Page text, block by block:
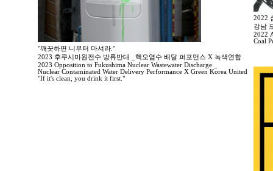
"깨끗하면 니부터 마셔라."
2023 후쿠시마원전수 방류반대 _핵오염수 배달 퍼포먼스 X 녹색연합
2023 Opposition to Fukushima Nuclear Wastewater Discharge _
Nuclear Contaminated Water Delivery Performance X Green Korea United
"If it's clean, you drink it first."
2022
강남
2022
Coal